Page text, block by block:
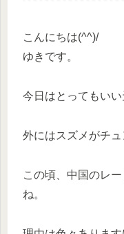
こんにちは(^^)/
ゆきです。
今日はとってもいい
外にはスズメがチュ
この頃、中国のレ
ね。